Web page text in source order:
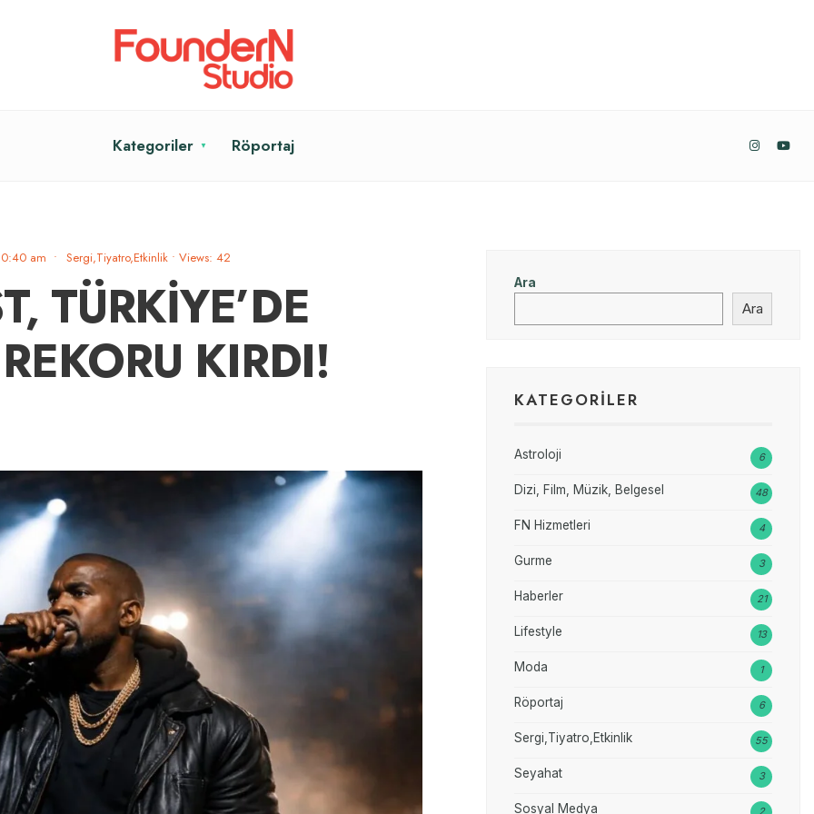
Kategoriler Röportaj
am • Sergi,Tiyatro,Etkinlik • Views: 42
TÜRKİYE’DE
KIRDI!
Ara
Ara
KATEGORILER
Astroloji 6
Dizi, Film, Müzik, Belgesel 48
FN Hizmetleri 4
Gurme 3
Haberler 21
Lifestyle 13
Moda 1
Röportaj 6
Sergi,Tiyatro,Etkinlik 55
Seyahat 3
Sosyal Medya 2